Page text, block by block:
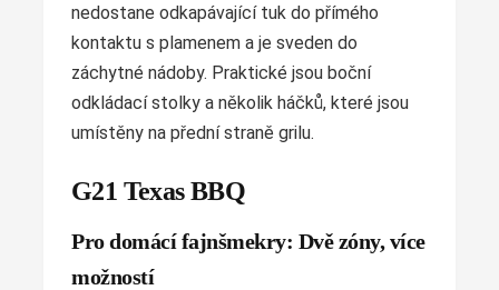
nedostane odkapávající tuk do přímého
kontaktu s plamenem a je sveden do
záchytné nádoby. Praktické jsou boční
odkládací stolky a několik háčků, které jsou
umístěny na přední straně grilu.
G21 Texas BBQ
Pro domácí fajnšmekry: Dvě zóny, více
možností